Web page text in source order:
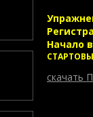
Начало
скачать